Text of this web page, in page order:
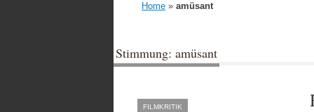
Home » amüsant
Stimmung: amüsant
FILMKRITIK